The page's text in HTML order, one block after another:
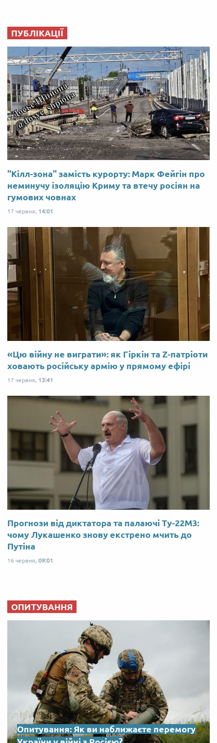
ПУБЛІКАЦІЇ
"Кілл-зона" замість курорту: Марк Фейгін про
неминучу ізоляцію Криму та втечу росіян на
гумових човнах
17 червня, 14:01
«Цю війну не виграти»: як Гіркін та Z-патріоти
ховають російську армію у прямому ефірі
17 червня, 13:41
Прогнози від диктатора та палаючі Ту-22М3:
чому Лукашенко знову екстрено мчить до
Путіна
16 червня, 09:01
ОПИТУВАННЯ
Опитування: Як ви наближаєте перемогу